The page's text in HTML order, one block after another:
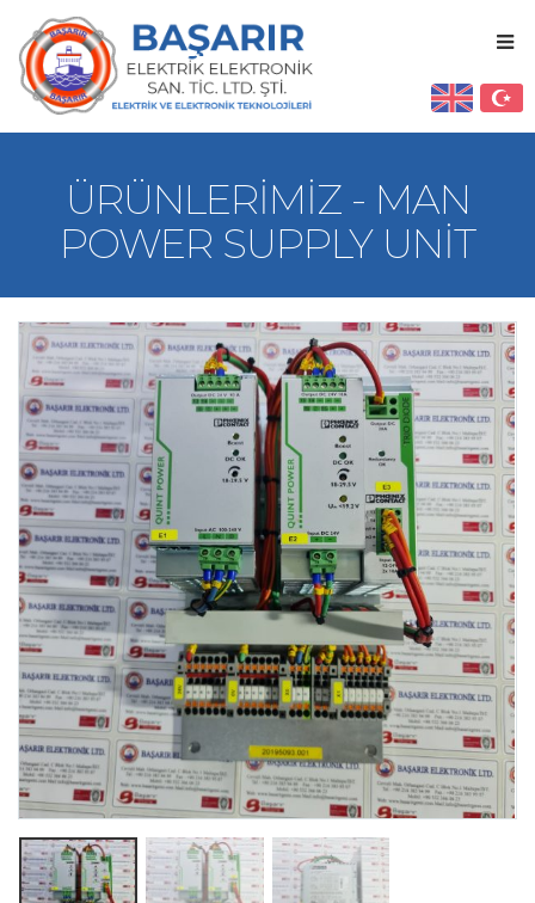
ÜRÜNLERIMIZ - MAN
POWER SUPPLY UNIT